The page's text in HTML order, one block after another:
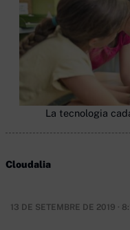
La tecnologia
Cloudalia
13 DE SETEMBRE DE 2019 ·